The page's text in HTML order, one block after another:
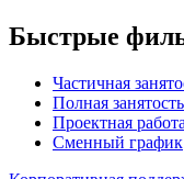
Быстрые
Частичная
Полная занятость
Проектная работа
Сменный график